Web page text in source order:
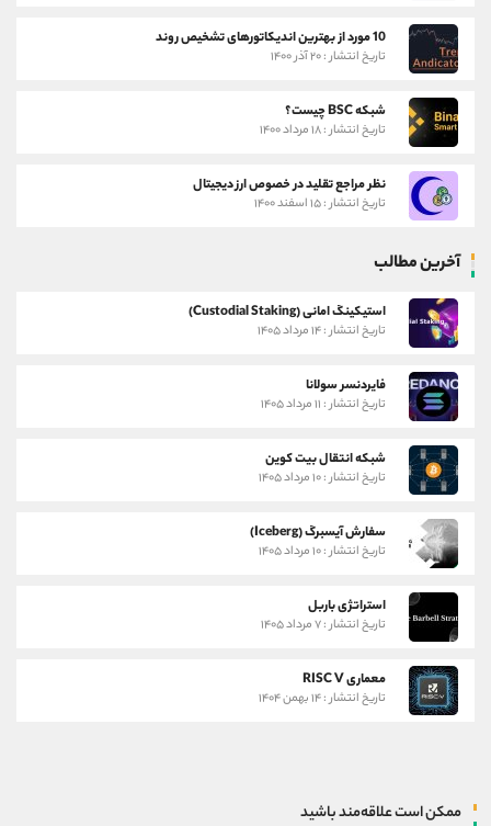
10 مورد از بهترین اندیکاتورهای تشخیص روند
تاریخ انتشار : ۲۰ آذر ۱۴۰۰
شبکه BSC چیست؟
تاریخ انتشار : ۱۸ مرداد ۱۴۰۰
نظر مراجع تقلید در خصوص ارز دیجیتال
تاریخ انتشار : ۱۵ اسفند ۱۴۰۰
آخرین مطالب
استیکینگ امانی (Custodial Staking)
تاریخ انتشار : ۱۴ مرداد ۱۴۰۵
فایردنسر سولانا
تاریخ انتشار : ۱۱ مرداد ۱۴۰۵
شبکه انتقال بیت کوین
تاریخ انتشار : ۱۰ مرداد ۱۴۰۵
سفارش آیسبرگ (Iceberg)
تاریخ انتشار : ۱۰ مرداد ۱۴۰۵
استراتژی باربل
تاریخ انتشار : ۷ مرداد ۱۴۰۵
معماری RISC V
تاریخ انتشار : ۱۴ بهمن ۱۴۰۴
ممکن است علاقه‌مند باشید